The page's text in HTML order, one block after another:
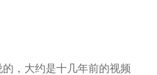
，大约是十几年前的视频